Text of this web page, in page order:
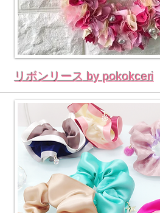
リボンリース by pokokceri